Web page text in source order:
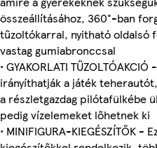
összeállításához, 360°-ban
tűzoltókarral, nyitható oldalsó
vastag gumiabronccsal
• GYAKORLATI
irányíthatják a játék
a részletgazdag pilótafülkébe
pedig vízelemeket lőhetnek ki
• MINIFIGURA-KIEGÉSZÍTŐK